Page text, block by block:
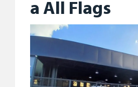
a All Flags